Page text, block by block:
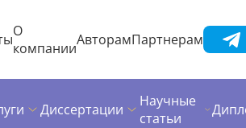
О
компанииАвторамПартнерам
Диссертации
Научные
статьи
диссертация